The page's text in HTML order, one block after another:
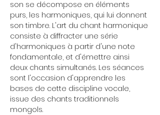
son se décompose en éléments
purs, les harmoniques, qui lui donnent
son timbre. L'art du chant harmonique
consiste à diffracter une série
d'harmoniques à partir d'une note
fondamentale, et d'émettre ainsi
deux chants simultanés. Les séances
sont l'occasion d'apprendre les
bases de cette discipline vocale,
issue des chants traditionnels
mongols.